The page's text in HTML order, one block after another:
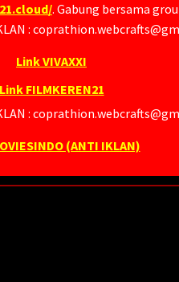
. Gabung bersama
:
Link VIVAXXI
Link FILMKEREN21
:
(ANTI IKLAN)